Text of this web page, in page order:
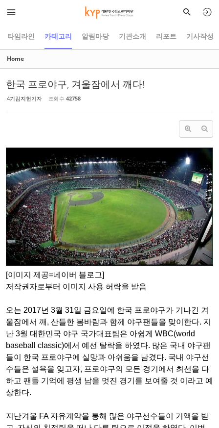
타임라인 카테고리 알림마당 기관소개 리포트 기사작성
Home
한국 프로야구, 겨울잠에서 깨다!
4기김지헌기자 조회 수 42758
[이미지 제공=네이버 블로그]
저작권자로부터 이미지 사용 허락을 받음
오는 2017년 3월 31일 금요일에 한국 프로야구가 기나긴 겨
울잠에서 깨 , 산들한 봄바람과 함께 야구팬들을 맞이한다. 지
난 3월 대한민국 야구 국가대표팀은 아쉽게 WBC(world
baseball classic)에서 예선 탈락을 하였다. 많은 국내 야구팬
들이 한국 프로야구에 실망과 아쉬움을 남겼다. 국내 야구선
수들은 설욕을 잊고자, 프로야구의 모든 경기에서 최선을 다
하고 팬들 기억에 평생 남을 멋진 경기를 보여줄 것 이라고 예
상한다.
지난겨울 FA 자유계약을 통해 많은 야구선수들이 거액을 받
Sketchbook5, 스케치북5